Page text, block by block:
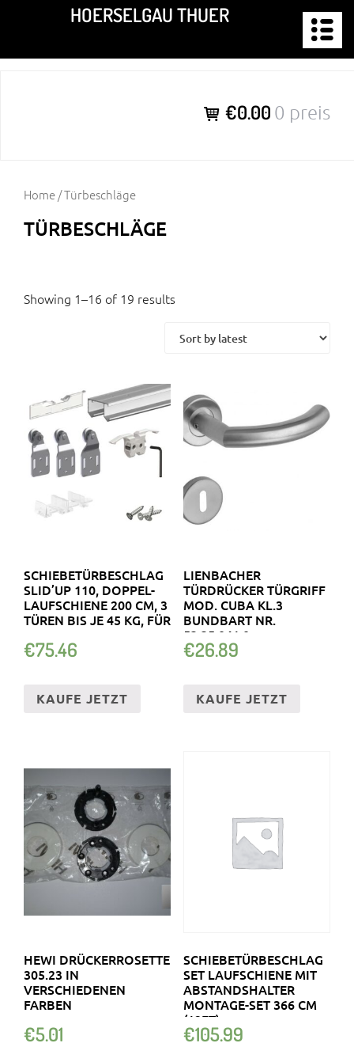
springen
HOERSELGAU THUER
€0.00 0 preis
Home/ Türbeschläge
TÜRBESCHLÄGE
Showing 1–16 of 19 results
SCHIEBETÜRBESCHLAG
SLID’UP 110, DOPPEL-
LAUFSCHIENE 200 CM, 3
TÜREN BIS JE 45 KG, FÜR
€75.46
KAUFE JETZT
LIENBACHER
TÜRDRÜCKER TÜRGRIFF
MOD. CUBA KL.3
BUNDBART NR.
53.35.041.0
€26.89
KAUFE JETZT
HEWI DRÜCKERROSETTE
305.23 IN
VERSCHIEDENEN
FARBEN
€5.01
SCHIEBETÜRBESCHLAG
SET LAUFSCHIENE MIT
ABSTANDSHALTER
MONTAGE-SET 366 CM
(12FT)
€105.99